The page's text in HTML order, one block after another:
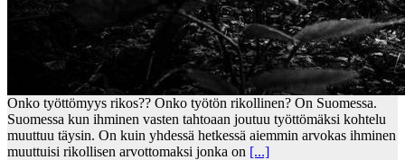
Onko työttömyys rikos?? Onko työtön rikollinen? On Suomessa.
Suomessa kun ihminen vasten tahtoaan joutuu työttömäksi kohtelu
muuttuu täysin. On kuin yhdessä hetkessä aiemmin arvokas ihminen
muuttuisi rikollisen arvottomaksi jonka on [...]